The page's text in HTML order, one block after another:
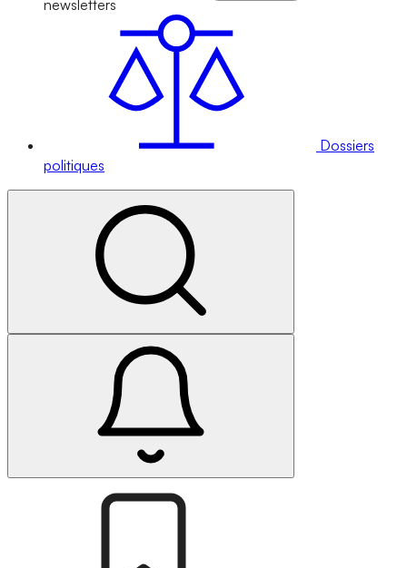
newsletters
Dossiers
politiques